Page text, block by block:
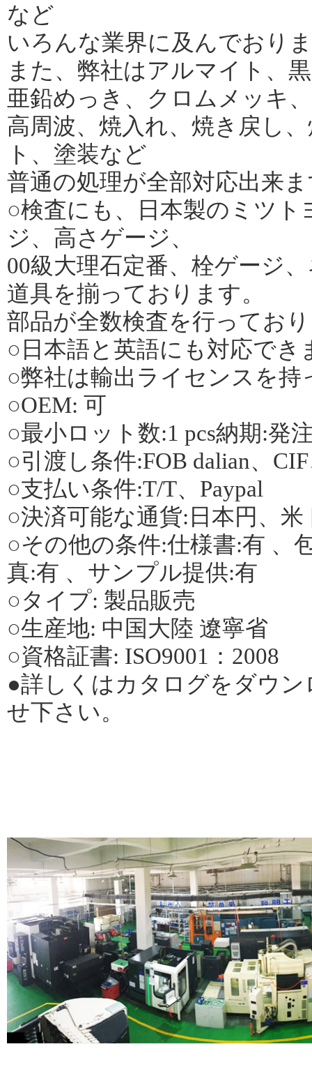
など
いろんな業界に及んでおり
また、弊社はアルマイト、
亜鉛めっき、クロムメッキ、
高周波、焼入れ、焼き戻し
ト、塗装など
普通の処理が全部対応出来
○検査にも、日本製のミツ
ジ、高さゲージ、
00級大理石定番、栓ゲージ
道具を揃っております。
部品が全数検査を行ってお
○日本語と英語にも対応でき
○弊社は輸出ライセンスを持
○OEM: 可
○最小ロット数:1 pcs納期:発
○引渡し条件:FOB dalian、
○支払い条件:T/T、Paypal
○決済可能な通貨:日本円、米
○その他の条件:仕様書:有 、
真:有 、サンプル提供:有
○タイプ: 製品販売
○生産地: 中国大陸 遼寧省
○資格証書: ISO9001：2008
●詳しくはカタログをダウ
せ下さい。